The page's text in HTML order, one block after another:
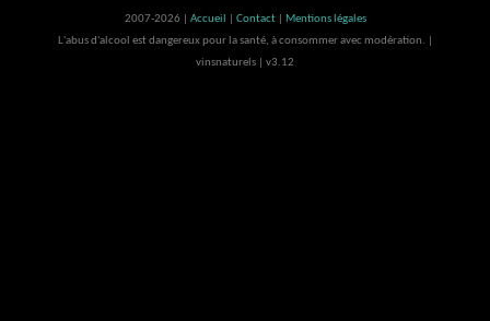
2007-2026 | Accueil Contact
Mentions légales
L'abus d'alcool est dangereux pour la santé, à consommer avec modération. |
vinsnaturels | v3.12